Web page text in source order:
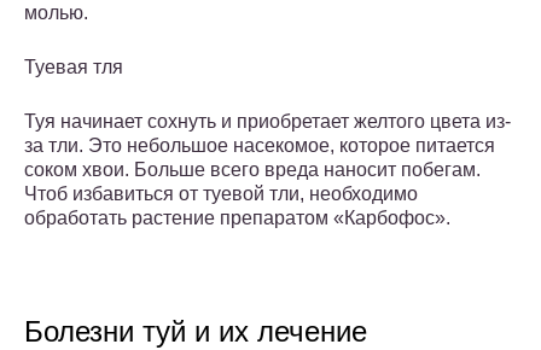
молью.
Туевая тля
Туя начинает сохнуть и приобретает желтого цвета из-
за тли. Это небольшое насекомое, которое питается
соком хвои. Больше всего вреда наносит побегам.
Чтоб избавиться от туевой тли, необходимо
обработать растение препаратом «Карбофос».
Болезни туй и их лечение